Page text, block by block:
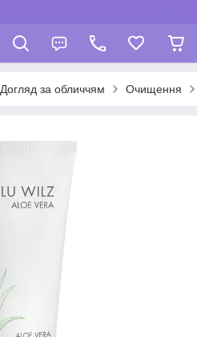
Догляд за обличчям Очищення